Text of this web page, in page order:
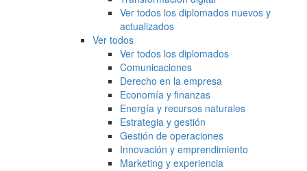
Ver todos los diplomados nuevos y
actualizados
Ver todos
Ver todos los diplomados
Comunicaciones
Derecho en la empresa
Economía y finanzas
Energía y recursos naturales
Estrategia y gestión
Gestión de operaciones
Innovación y emprendimiento
Marketing y experiencia